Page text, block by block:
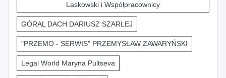
Laskowski i Współpracownicy
GÓRAL DACH DARIUSZ SZARLEJ
"PRZEMO - SERWIS" PRZEMYSŁAW ZAWARYŃSKI
Legal World Maryna Pultseva